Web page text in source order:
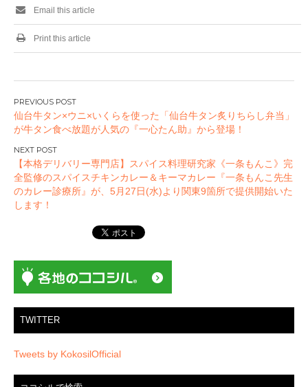
Email this article
Print this article
投
稿
ナ
ビ
ゲ
ー
シ
仙台牛タン×ウニ×いくらを使った「仙台牛タン炙りちらし弁当」
が牛タン食べ放題が人気の『一心たん助』から登場！
【本格デリバリー専門店】スパイス料理研究家《一条もんこ》完
全監修のスパイスチキンカレー＆キーマカレー『一条もんこ先生
のカレー診療所』が、5月27日(水)より関東9箇所で提供開始いた
します！
TWITTER
Tweets by KokosilOfficial